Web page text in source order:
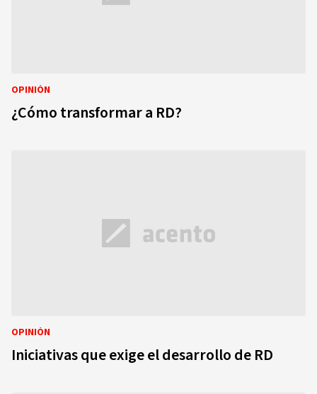
OPINIÓN
¿Cómo transformar a RD?
OPINIÓN
Iniciativas que exige el desarrollo de RD